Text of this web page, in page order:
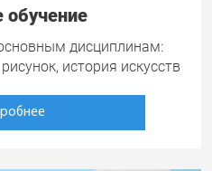
обучение
дисциплинам:
история искусств